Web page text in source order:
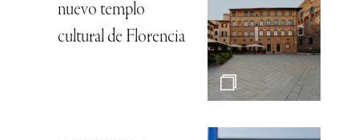
nuevo templo
cultural de Florencia